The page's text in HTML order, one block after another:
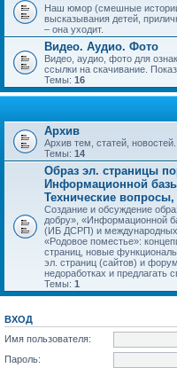
Наш юмор (смешные
высказывания детей,
– она уходит.
Видео. Аудио. Фото
Видео, аудио, фото для
ссылки на скачивание.
Темы: 16
Архив
Архив тем, статей, новостей.
Темы: 14
Образ эл. страницы
Информационной
Технические вопросы,
Создание и обсуждение
добру», «Информационной
(ИБ ДСРП) и международных
«Родовое поместье»:
страниц, новые
эл. страниц (сайтов) и
недоработках и предлагать
Темы: 1
ВХОД
Имя пользователя:
Пароль: